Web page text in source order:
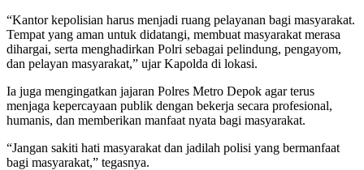
“Kantor kepolisian harus menjadi ruang pelayanan bagi masyarakat.
Tempat yang aman untuk didatangi, membuat masyarakat merasa
dihargai, serta menghadirkan Polri sebagai pelindung, pengayom,
dan pelayan masyarakat,” ujar Kapolda di lokasi.
Ia juga mengingatkan jajaran Polres Metro Depok agar terus
menjaga kepercayaan publik dengan bekerja secara profesional,
humanis, dan memberikan manfaat nyata bagi masyarakat.
“Jangan sakiti hati masyarakat dan jadilah polisi yang bermanfaat
bagi masyarakat,” tegasnya.